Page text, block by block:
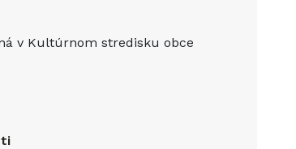
v Kultúrnom stredisku obce